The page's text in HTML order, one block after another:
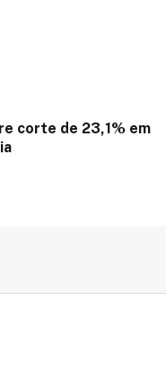
corte de 23,1% em